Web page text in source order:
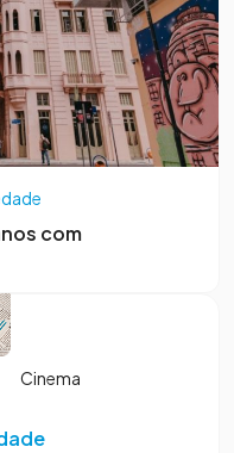
com
Cinema